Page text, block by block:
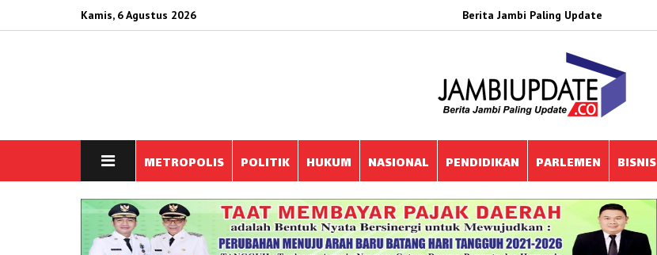
Kamis, 6 Agustus 2026 Berita Jambi Paling Update
METROPOLIS POLITIK HUKUM NASIONAL PENDIDIKAN PARLEMEN BISNIS